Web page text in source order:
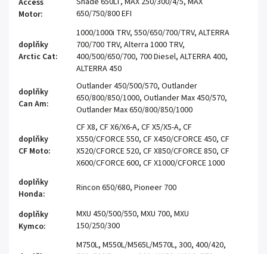
Access
Motor:
650/750/800 EFI
doplňky
Arctic Cat:
1000/1000i TRV, 550/650/700/TRV, ALTERRA
700/700 TRV, Alterra 1000 TRV,
400/500/650/700, 700 Diesel, ALTERRA 400,
ALTERRA 450
doplňky
Can Am:
Outlander 450/500/570, Outlander
650/800/850/1000, Outlander Max 450/570,
Outlander Max 650/800/850/1000
doplňky
CF Moto:
CF X8, CF X6/X6-A, CF X5/X5-A, CF
X550/CFORCE 550, CF X450/CFORCE 450, CF
X520/CFORCE 520, CF X850/CFORCE 850, CF
X600/CFORCE 600, CF X1000/CFORCE 1000
doplňky
Honda:
Rincon 650/680, Pioneer 700
doplňky
Kymco:
MXU 450/500/550, MXU 700, MXU
150/250/300
M750L, M550L/M565L/M570L, 300, 400/420,